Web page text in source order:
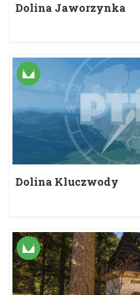
Dolina Jaworzynka
Dolina Kluczwody